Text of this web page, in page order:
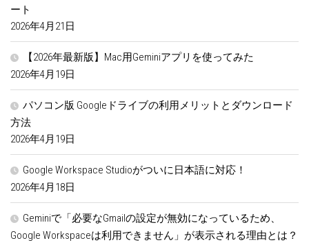
ート
2026年4月21日
【2026年最新版】Mac用Geminiアプリを使ってみた
2026年4月19日
パソコン版 Googleドライブの利用メリットとダウンロード
方法
2026年4月19日
Google Workspace Studioがついに日本語に対応！
2026年4月18日
Geminiで「必要なGmailの設定が無効になっているため、
Google Workspaceは利用できません」が表示される理由とは？